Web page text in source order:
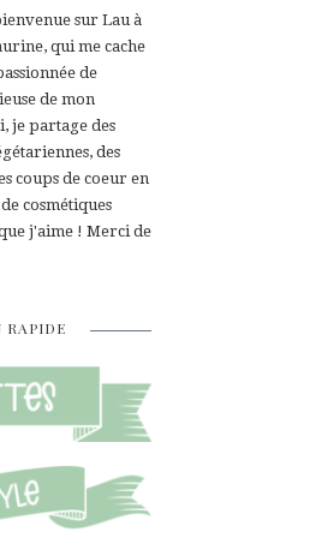
sur Lau à
qui me cache
de
de mon
je partage des
des
coups de coeur en
cosmétiques
j'aime ! Merci de
RAPIDE